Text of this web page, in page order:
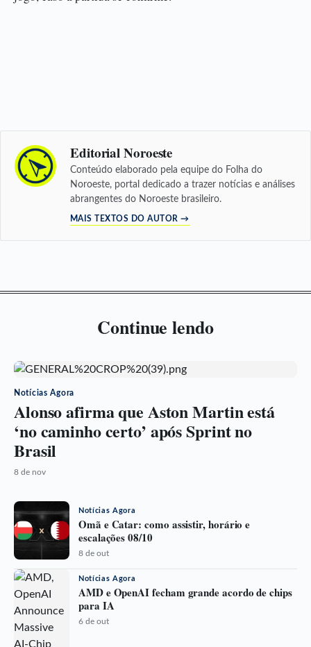
Editorial Noroeste
Conteúdo elaborado pela equipe do Folha do
Noroeste, portal dedicado a trazer notícias e análises
abrangentes do Noroeste brasileiro.
MAIS TEXTOS DO AUTOR →
Continue lendo
Notícias Agora
Alonso afirma que Aston Martin está
‘no caminho certo’ após Sprint no
Brasil
8 de nov
Notícias Agora
Omã e Catar: como assistir, horário e
escalações 08/10
8 de out
Notícias Agora
AMD e OpenAI fecham grande acordo de chips
para IA
6 de out